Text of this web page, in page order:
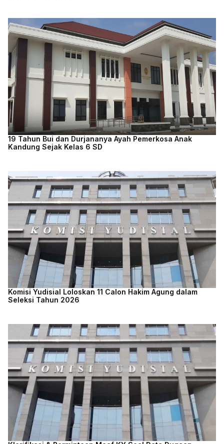
19 Tahun Bui dan Durjananya Ayah Pemerkosa Anak
Kandung Sejak Kelas 6 SD
Komisi Yudisial Loloskan 11 Calon Hakim Agung dalam
Seleksi Tahun 2026